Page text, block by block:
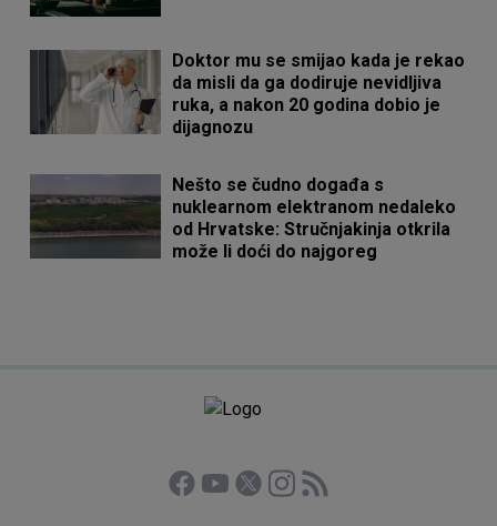
Doktor mu se smijao kada je rekao
da misli da ga dodiruje nevidljiva
ruka, a nakon 20 godina dobio je
dijagnozu
Nešto se čudno događa s
nuklearnom elektranom nedaleko
od Hrvatske: Stručnjakinja otkrila
može li doći do najgoreg